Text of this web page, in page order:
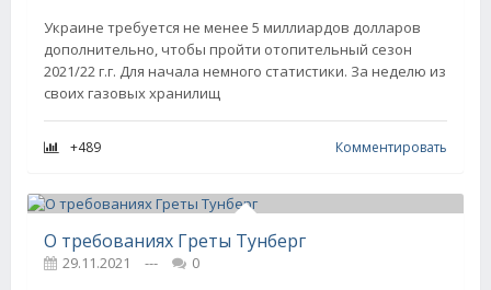
Украине требуется не менее 5 миллиардов долларов
дополнительно, чтобы пройти отопительный сезон
2021/22 г.г. Для начала немного статистики. За неделю из
своих газовых хранилищ
+489 Комментировать
О требованиях Греты Тунберг
29.11.2021 ---
0